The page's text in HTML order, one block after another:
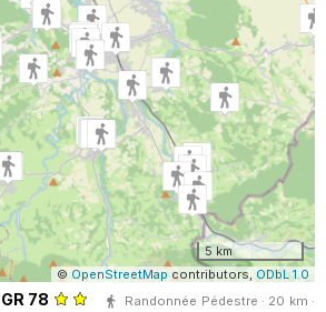
5 km
© OpenStreetMap contributors, ODbL 1.0
78
Randonnée Pédestre · 20 km ·